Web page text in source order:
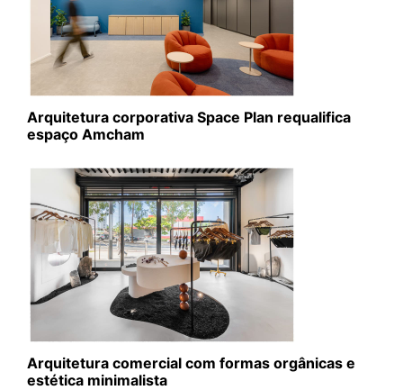
Arquitetura corporativa Space Plan requalifica
espaço Amcham
Arquitetura comercial com formas orgânicas e
estética minimalista